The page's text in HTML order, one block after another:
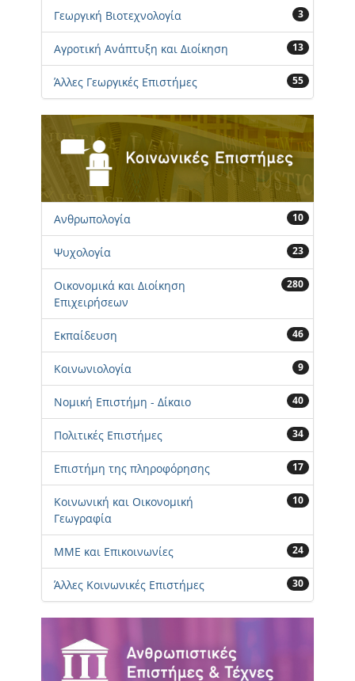
Γεωργική Βιοτεχνολογία 3
Αγροτική Ανάπτυξη και Διοίκηση 13
Άλλες Γεωργικές Επιστήμες 55
Ανθρωπολογία 10
Ψυχολογία 23
Οικονομικά και Διοίκηση
Επιχειρήσεων
280
Εκπαίδευση 46
Κοινωνιολογία 9
Νομική Επιστήμη - Δίκαιο 40
Πολιτικές Επιστήμες 34
Επιστήμη της πληροφόρησης 17
Κοινωνική και Οικονομική
Γεωγραφία
10
ΜΜΕ και Επικοινωνίες 24
Άλλες Κοινωνικές Επιστήμες 30